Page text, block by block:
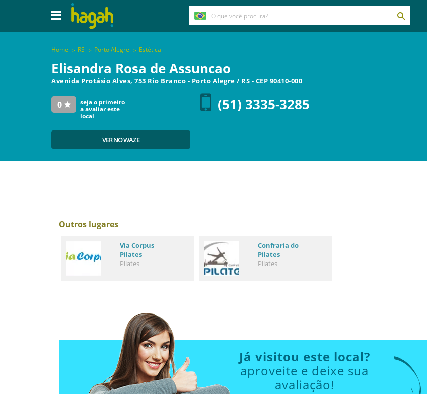
Home RS Porto Alegre Estética
Elisandra Rosa de Assuncao
Avenida Protásio Alves, 753 Rio Branco - Porto Alegre / RS - CEP 90410-000
0
seja o primeiro
a avaliar este
local
(51) 3335-3285
VER NO WAZE
Outros lugares
Via Corpus
Pilates
Pilates
Confraria do
Pilates
Pilates
Já visitou este local?
aproveite e deixe sua
avaliação!